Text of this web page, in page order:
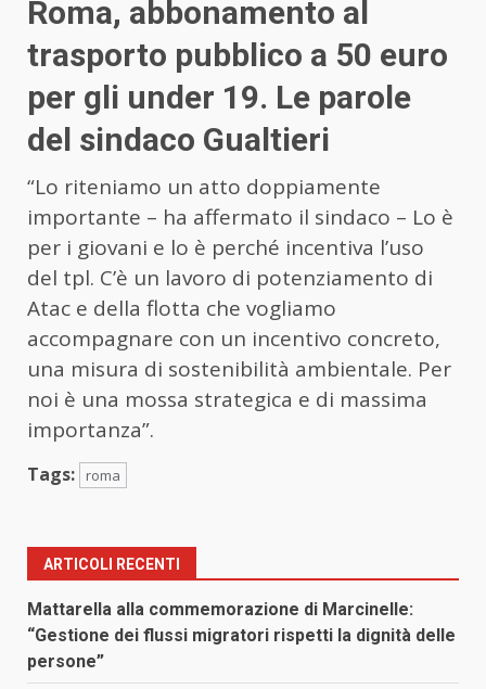
Roma, abbonamento al
trasporto pubblico a 50 euro
per gli under 19. Le parole
del sindaco Gualtieri
“Lo riteniamo un atto doppiamente
importante – ha affermato il sindaco – Lo è
per i giovani e lo è perché incentiva l’uso
del tpl. C’è un lavoro di potenziamento di
Atac e della flotta che vogliamo
accompagnare con un incentivo concreto,
una misura di sostenibilità ambientale. Per
noi è una mossa strategica e di massima
importanza”.
Tags: roma
ARTICOLI RECENTI
Mattarella alla commemorazione di Marcinelle:
“Gestione dei flussi migratori rispetti la dignità delle
persone”